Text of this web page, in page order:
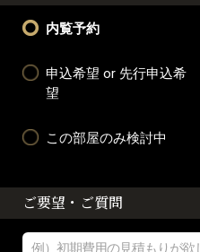
内覧予約
申込希望 or 先行申込希
望
この部屋のみ検討中
ご要望・ご質問